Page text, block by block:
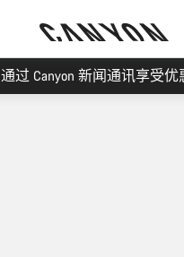
通过 Canyon 新闻通讯享受优